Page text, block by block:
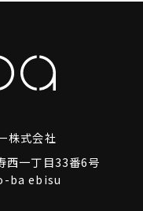
株式会社
西一丁目33番6号
ba ebisu